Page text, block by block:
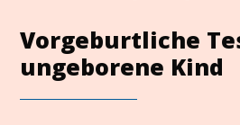
Vorgeburtliche
ungeborene Kind